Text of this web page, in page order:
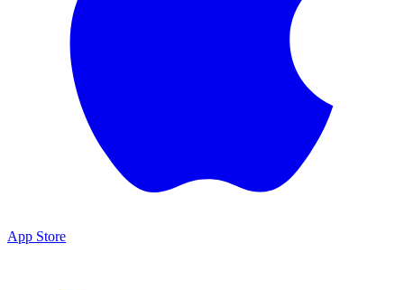
App Store